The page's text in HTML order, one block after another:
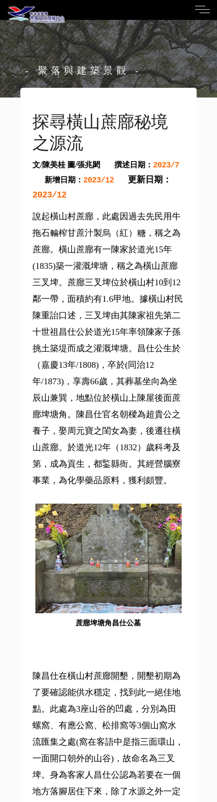
- 聚落與建築景觀 -
探尋橫山蔗廍秘境
之源流
文/陳美桂 圖/張兆閎 撰述日期： 2023/7
新增日期： 2023/12
更新日期：
2023/12
說起橫山村蔗廍，此處因過去先民用牛
拖石輪榨甘蔗汁製烏（紅）糖，稱之為
蔗廍。橫山蔗廍有一陳家於道光15年
(1835)築一灌溉埤塘，稱之為橫山蔗廍
三叉埤。蔗廍三叉埤位於橫山村10到12
鄰一帶，面積約有1.6甲地。據橫山村民
陳重詒口述，三叉埤由其陳家祖先第二
十世祖昌仕公於道光15年率領陳家子孫
挑土築堤而成之灌溉埤塘。昌仕公生於
（嘉慶13年/1808)，卒於(同治12
年/1873)，享壽66歲，其葬墓坐向為坐
辰山兼巽，地點位於橫山上陳屋後面蔗
廍埤塘角。陳昌仕官名朝樑為超貴公之
養子，娶周元寶之閨女為妻，後遷往橫
山蔗廍。於道光12年（1832）歲科考及
第，成為貢生，都鍳縣衙。其經營腦寮
事業，為化學藥品原料，獲利頗豐。
蔗廍埤塘角昌仕公墓
陳昌仕在橫山村蔗廍開墾，開墾初期為
了要確認能供水穩定，找到此一絕佳地
點。此處為3座山谷的凹處，分別為田
螺窩、有應公窩、松排窩等3個山窩水
流匯集之處(窩在客語中是指三面環山，
一面開口朝外的山谷)，故命名為三叉
埤。身為客家人昌仕公認為若要在一個
地方落腳居住下來，除了水源之外一定